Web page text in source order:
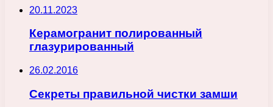
20.11.2023
Керамогранит полированный
глазурированный
26.02.2016
Секреты правильной чистки замши